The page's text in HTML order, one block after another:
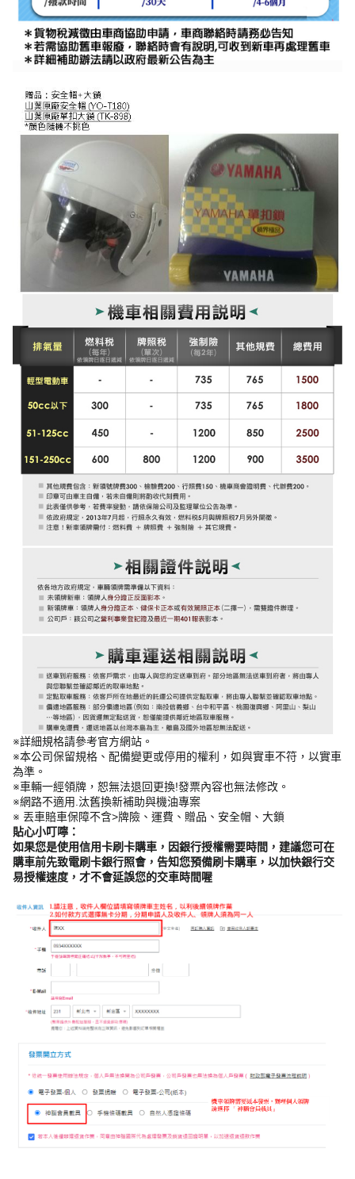
※詳細規格請參考官方網站。
※本公司保留規格、配備變更或停用的權利，如與實車不符，以實車
為準。
※車輛一經領牌，恕無法退回更換!發票內容也無法修改。
※網路不適用.汰舊換新補助與機油專案
※ 丟車賠車保障不含>牌險、運費、贈品、安全帽、大鎖
貼心小叮嚀：
如果您是使用信用卡刷卡購車，因銀行授權需要時間，建議您可在
購車前先致電刷卡銀行照會，告知您預備刷卡購車，以加快銀行交
易授權速度，才不會延誤您的交車時間喔